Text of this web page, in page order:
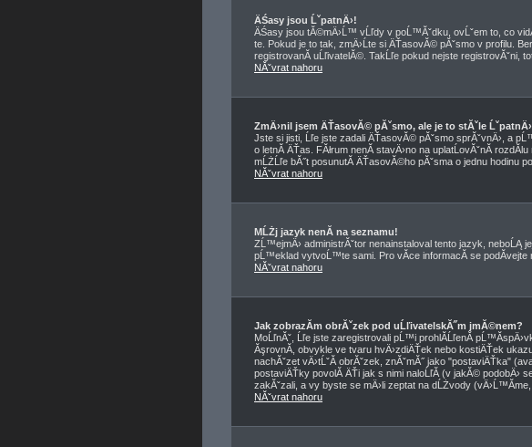
ÄŚasy jsou ĹˇpatnÄ›!
ÄŚasy jsou tĂ©mÄ›Ĺ™ vĹľdy v poĹ™Ăˇdku, ovĹˇem to, co
te. Pokud je to tak, zmÄ›Ĺte si ÄŤasovĂ© pĂˇsmo v profilu.
registrovanĂ­ uĹľivatelĂ©. TakĹľe pokud nejste registrovĂˇni,
NĂˇvrat nahoru
ZmÄ›nil jsem ÄŤasovĂ© pĂˇsmo, ale je to stĂˇle
Jste si jisti, Ĺľe jste zadali ÄŤasovĂ© pĂˇsmo sprĂˇvnÄ›, a
o letnĂ­ ÄŤas. FĂłrum nenĂ­ stavÄ›no na uplatĹovĂˇnĂ­
mĹŻĹľe bĂ˝t posunutĂ­ ÄŤasovĂ©ho pĂˇsma o jednu hodinu
NĂˇvrat nahoru
MĹŻj jazyk nenĂ­ na seznamu!
ZĹ™ejmÄ› administrĂˇtor nenainstaloval tento jazyk, neboĹĄ
pĹ™eklad vytvoĹ™te sami. Pro vĂ­ce informacĂ­ se podĂ­vejte
NĂˇvrat nahoru
Jak zobrazĂ­m obrĂˇzek pod uĹľivatelskĂ˝m jmĂ©nem?
MoĹľnĂˇ, Ĺľe jste zaregistrovali pĹ™i prohlĂ­ĹľenĂ­
ĂşrovnĂ­, obvykle ve tvaru hvÄ›zdiÄŤek nebo kostiÄŤek
nachĂˇzet vÄ›tĹˇĂ­ obrĂˇzek, znĂˇmĂ˝ jako "postaviÄŤka"
postaviÄŤky povolĂ­ ÄŤi jak s nimi naloĹľĂ­ (v jakĂ© podobÄ›
zakĂˇzali, a vy byste se mÄ›li zeptat na dĹŻvody (vÄ›Ĺ™Ă­me,
NĂˇvrat nahoru